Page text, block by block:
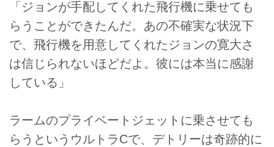
「ジョンが手配してくれた飛行機に乗せても
らうことができたんだ。あの不確実な状況下
で、飛行機を用意してくれたジョンの寛大さ
は信じられないほどだよ。彼には本当に感謝
している」
ラームのプライベートジェットに乗させても
らうというウルトラCで、デトリーは奇跡的に